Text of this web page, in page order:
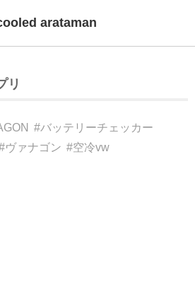
arataman
リ
#バッテリーチェッカー
ヴァナゴン #空冷vw